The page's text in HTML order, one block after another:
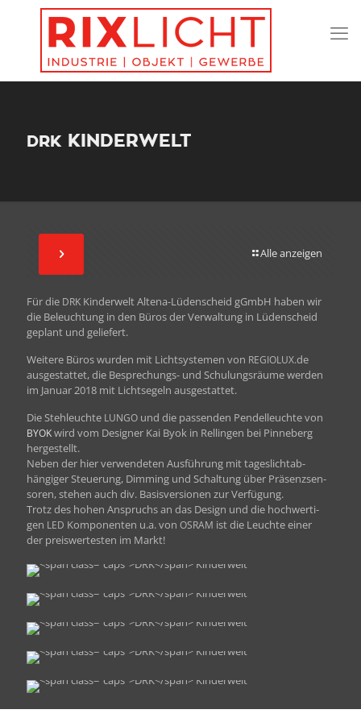
DRK KINDERWELT
Alle anzeigen
Für die DRK Kinder­welt Alte­na-Lüden­scheid gGmbH haben wir
die Beleuch­tung in den Büros der Ver­wal­tung in Lüden­scheid
geplant und geliefert.
Weit­ere Büros wur­den mit Licht­sys­te­men von REGIOLUX.de
aus­ges­tat­tet, die Besprechungs- und Schu­lungsräume wer­den
im Jan­u­ar 2018 mit Licht­segeln ausgestattet.
Die Stehleuchte LUNGO und die passenden Pen­delleuchte von
BYOKwird vom Design­er Kai Byok in Rellin­gen bei Pin­neberg
hergestellt.
Neben der hier ver­wen­de­ten Aus­führung mit tages­lichtab­
hängiger Steuerung, Dim­ming und Schal­tung über Präsen­zsen­
soren, ste­hen auch div. Basisver­sio­nen zur Verfügung.
Trotz des hohen Anspruchs an das Design und die hochw­er­ti­
gen LED Kom­po­nen­ten u.a. von OSRAM ist die Leuchte ein­er
der preiswertesten im Markt!